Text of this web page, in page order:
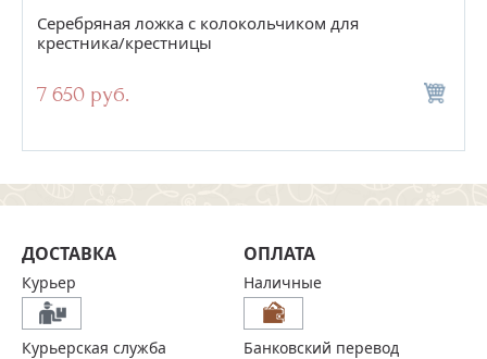
Серебряная ложка c колокольчиком для
крестника/крестницы
7 650 руб.
ДОСТАВКА
Курьер
Курьерская служба
ОПЛАТА
Наличные
Банковский перевод